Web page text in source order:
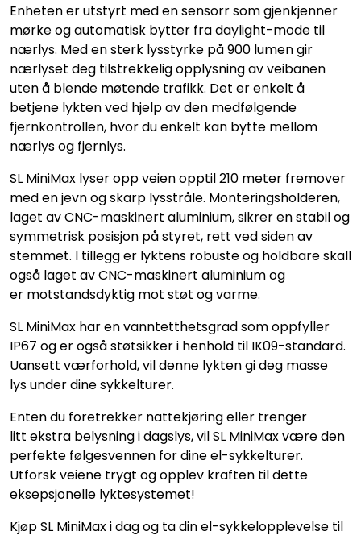
Enheten er utstyrt med en sensorr som gjenkjenner
mørke og automatisk bytter fra daylight-mode til
nærlys. Med en sterk lysstyrke på 900 lumen gir
nærlyset deg tilstrekkelig opplysning av veibanen
uten å blende møtende trafikk. Det er enkelt å
betjene lykten ved hjelp av den medfølgende
fjernkontrollen, hvor du enkelt kan bytte mellom
nærlys og fjernlys.
SL MiniMax lyser opp veien opptil 210 meter fremover
med en jevn og skarp lysstråle. Monteringsholderen,
laget av CNC-maskinert aluminium, sikrer en stabil og
symmetrisk posisjon på styret, rett ved siden av
stemmet. I tillegg er lyktens robuste og holdbare skall
også laget av CNC-maskinert aluminium og
er motstandsdyktig mot støt og varme.
SL MiniMax har en vanntetthetsgrad som oppfyller
IP67 og er også støtsikker i henhold til IK09-standard.
Uansett værforhold, vil denne lykten gi deg masse
lys under dine sykkelturer.
Enten du foretrekker nattekjøring eller trenger
litt ekstra belysning i dagslys, vil SL MiniMax være den
perfekte følgesvennen for dine el-sykkelturer.
Utforsk veiene trygt og opplev kraften til dette
eksepsjonelle lyktesystemet!
Kjøp SL MiniMax i dag og ta din el-sykkelopplevelse til